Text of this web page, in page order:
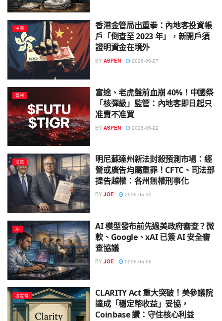
中國
香港金管局出重拳：內地客投資帳
戶「倒查至 2023 年」，新開戶須
證明資金在境外
BY ASPEN 2026-05-27
管制
富途、老虎盤前血崩 40%！中國祭
「核彈級」監管：內地客即日起只
准賣不准買
BY ASPEN 2026-05-22
法規
明尼蘇達州新法封殺預測市場：經
營或廣告均屬重罪！CFTC、司法部
提告越權：各州無權刑事化
BY JOE 2026-05-20
AI
AI 模型發布前先過美政府審查？微
軟、Google、xAI 已簽 AI 安全審
查協議
BY JOE 2026-05-06
穩定幣
CLARITY Act 重大突破！美參議院
達成「穩定幣收益」妥協，
Coinbase 讚：守住核心利益